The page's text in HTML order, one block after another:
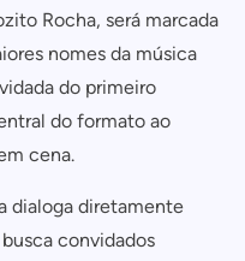
Rocha, será marcada
nomes da música
do primeiro
do formato ao
cena.
dialoga diretamente
convidados